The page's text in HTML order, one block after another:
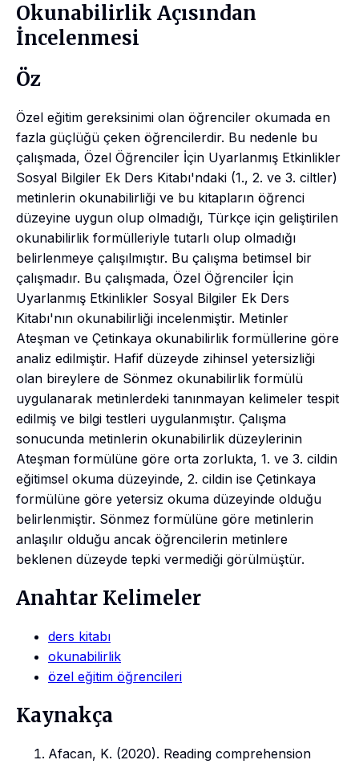
Okunabilirlik Açısından
İncelenmesi
Öz
Özel eğitim gereksinimi olan öğrenciler okumada en
fazla güçlüğü çeken öğrencilerdir. Bu nedenle bu
çalışmada, Özel Öğrenciler İçin Uyarlanmış Etkinlikler
Sosyal Bilgiler Ek Ders Kitabı'ndaki (1., 2. ve 3. ciltler)
metinlerin okunabilirliği ve bu kitapların öğrenci
düzeyine uygun olup olmadığı, Türkçe için geliştirilen
okunabilirlik formülleriyle tutarlı olup olmadığı
belirlenmeye çalışılmıştır. Bu çalışma betimsel bir
çalışmadır. Bu çalışmada, Özel Öğrenciler İçin
Uyarlanmış Etkinlikler Sosyal Bilgiler Ek Ders
Kitabı'nın okunabilirliği incelenmiştir. Metinler
Ateşman ve Çetinkaya okunabilirlik formüllerine göre
analiz edilmiştir. Hafif düzeyde zihinsel yetersizliği
olan bireylere de Sönmez okunabilirlik formülü
uygulanarak metinlerdeki tanınmayan kelimeler tespit
edilmiş ve bilgi testleri uygulanmıştır. Çalışma
sonucunda metinlerin okunabilirlik düzeylerinin
Ateşman formülüne göre orta zorlukta, 1. ve 3. cildin
eğitimsel okuma düzeyinde, 2. cildin ise Çetinkaya
formülüne göre yetersiz okuma düzeyinde olduğu
belirlenmiştir. Sönmez formülüne göre metinlerin
anlaşılır olduğu ancak öğrencilerin metinlere
beklenen düzeyde tepki vermediği görülmüştür.
Anahtar Kelimeler
ders kitabı
okunabilirlik
özel eğitim öğrencileri
Kaynakça
Afacan, K. (2020). Reading comprehension